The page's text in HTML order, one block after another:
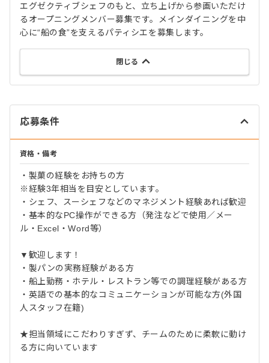
エグゼクティブシェフのもと、立ち上げから参画いただけ
るオープニングメンバー募集です。メインダイニングを中
心に“船の食”を支えるパティシエを募集します。
閉じる
応募条件
資格・備考
・製菓の経験をお持ちの方
※経験3年相当を目安としています。
・シェフ、スーシェフなどのマネジメント経験あれば歓迎
・基本的なPC操作ができる方（発注などで使用／メー
ル・Excel・Word等）
▼歓迎します！
・製パンの実務経験がある方
・船上勤務・ホテル・レストラン等での調理経験がある方
・英語での基本的なコミュニケーションが可能な方(外国
人スタッフ在籍)
★担当領域にこだわりすぎず、チームのために柔軟に動け
る方に向いています